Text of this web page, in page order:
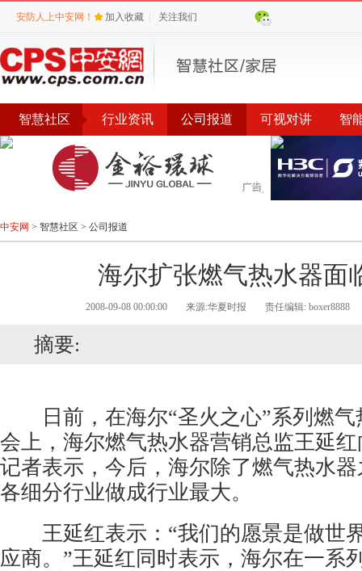
安防人上中安网！ 加入收藏 关注我们
智慧社区 行业资讯 公司报道 可视对讲 智
中安网 > 智慧社区 > 公司报道
海尔扩张燃气热水器面
2008-09-08 00:00:00 来源:华夏时报 责任编辑: boxer8888
摘要:
日前，在海尔“圣火之心”系列燃气
会上，海尔燃气热水器营销总监王延
记者表示，今后，海尔除了燃气热水
各细分行业做成行业最大。
王延红表示：“我们的愿景是做世
应商。”王延红同时表示，海尔在一系